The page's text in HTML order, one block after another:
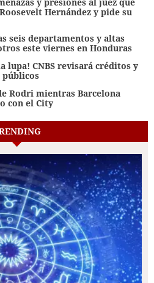
Hernández y pide su
seis departamentos y altas
este viernes en Honduras
lupa! CNBS revisará créditos y
públicos
Rodri mientras Barcelona
con el City